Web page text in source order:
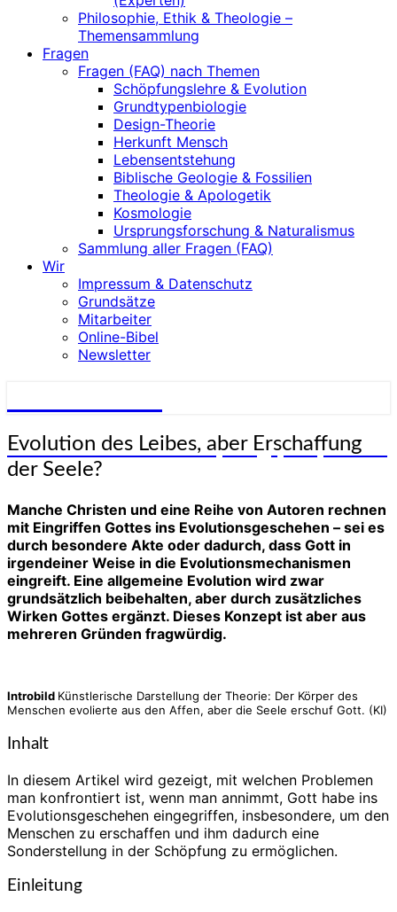
Philosophie, Ethik & Theologie –
Themensammlung
Fragen
Fragen (FAQ) nach Themen
Schöpfungslehre & Evolution
Grundtypenbiologie
Design-Theorie
Herkunft Mensch
Lebensentstehung
Biblische Geologie & Fossilien
Theologie & Apologetik
Kosmologie
Ursprungsforschung & Naturalismus
Sammlung aller Fragen (FAQ)
Wir
Impressum & Datenschutz
Grundsätze
Mitarbeiter
Online-Bibel
Newsletter
Wissenschaft aus Schöpfungsperspektive
Evolution
des
Leibes,
Erschaffung
der
Seele?
Evolution des Leibes, aber Erschaffung
der Seele?
Manche Christen und eine Reihe von Autoren rechnen
mit Eingriffen Gottes ins Evolutionsgeschehen – sei es
durch besondere Akte oder dadurch, dass Gott in
irgendeiner Weise in die Evolutionsmechanismen
eingreift. Eine allgemeine Evolution wird zwar
grundsätzlich beibehalten, aber durch zusätzliches
Wirken Gottes ergänzt. Dieses Konzept ist aber aus
mehreren Gründen fragwürdig.
Introbild Künstlerische Darstellung der Theorie: Der Körper des
Menschen evolierte aus den Affen, aber die Seele erschuf Gott. (KI)
Inhalt
In diesem Artikel wird gezeigt, mit welchen Problemen
man konfrontiert ist, wenn man annimmt, Gott habe ins
Evolutionsgeschehen eingegriffen, insbesondere, um den
Menschen zu erschaffen und ihm dadurch eine
Sonderstellung in der Schöpfung zu ermöglichen.
Einleitung